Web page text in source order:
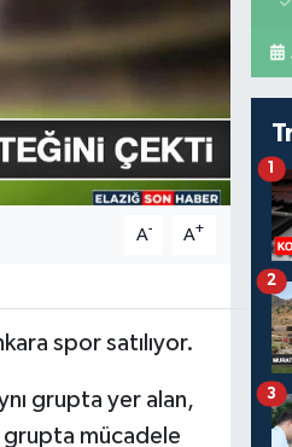
A- A+
spor satılıyor.
grupta yer alan,
grupta mücadele
1
2
3